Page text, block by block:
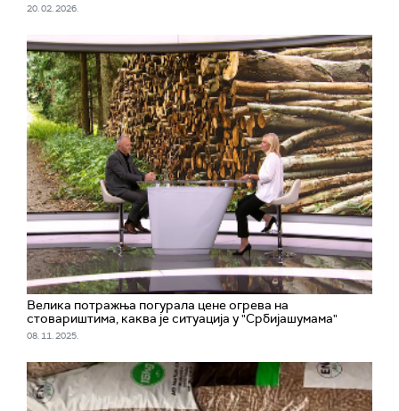
20. 02. 2026.
Велика потражња погурала цене огрева на
стовариштима, каква је ситуација у "Србијашумама"
08. 11. 2025.